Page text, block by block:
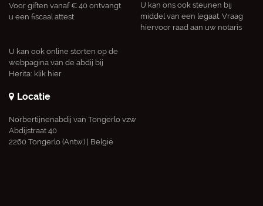
Voor giften vanaf € 40 ontvangt
u een fiscaal attest.
U kan ook online storten op de
webpagina van de abdij bij
Herita: klik hier
U kan ons ook steunen bij
middel van een legaat. Vraag
hiervoor raad aan uw notaris
Locatie
Norbertijnenabdij van Tongerlo vzw
Abdijstraat 40
2260 Tongerlo (Antw.) | België